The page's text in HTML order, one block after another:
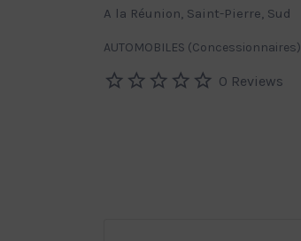
A la Réunion, Saint-Pierre, Sud
AUTOMOBILES (Concessionnaires)
0 Reviews